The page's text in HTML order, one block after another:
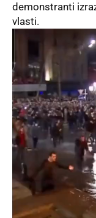
demonstranti
vlasti.